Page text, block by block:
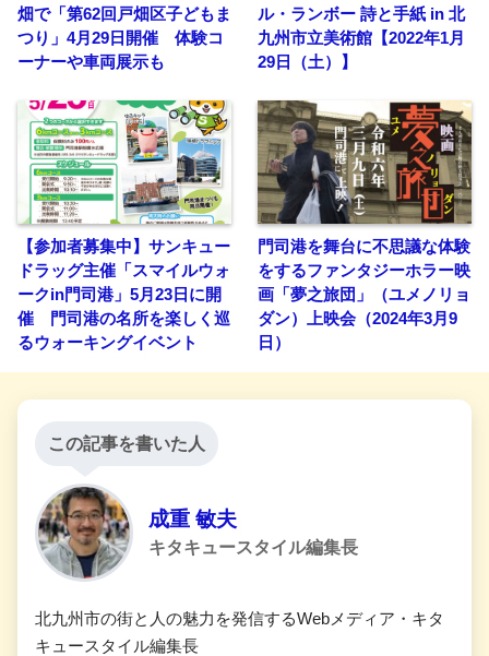
畑で「第62回戸畑区子どもま
つり」4月29日開催 体験コ
ーナーや車両展示も
ル・ランボー 詩と手紙 in 北
九州市立美術館【2022年1月
29日（土）】
【参加者募集中】サンキュー
ドラッグ主催「スマイルウォ
ークin門司港」5月23日に開
催 門司港の名所を楽しく巡
るウォーキングイベント
門司港を舞台に不思議な体験
をするファンタジーホラー映
画「夢之旅団」（ユメノリョ
ダン）上映会（2024年3月9
日）
この記事を書いた人
成重 敏夫
キタキュースタイル編集長
北九州市の街と人の魅力を発信するWebメディア・キタ
キュースタイル編集長